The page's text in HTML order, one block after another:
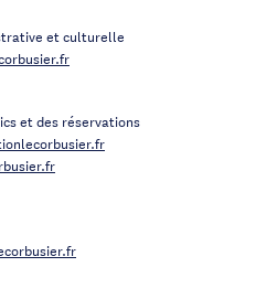
et culturelle
et des réservations